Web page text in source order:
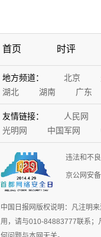
首页 时评
地方频道： 北京
湖北
湖南 广东
友情链接： 人民网
光明网
中国军网
违法和不
京公网安
中国日报网版权说明：凡注明
用，请与010-84883777联系；